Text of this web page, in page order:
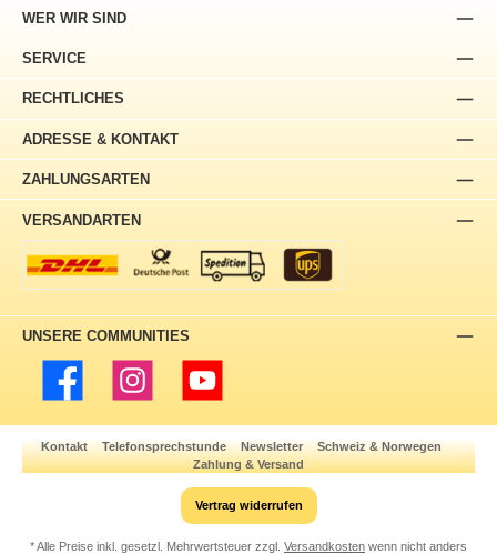
ADRESSE & KONTAKT
WER WIR SIND
SERVICE
RECHTLICHES
ZAHLUNGSARTEN
VERSANDARTEN
UNSERE COMMUNITIES
Facebook Instagram YouTube
Kontakt Telefonsprechstunde Newsletter
Schweiz & Norwegen
Zahlung & Versand
Vertrag widerrufen
* Alle Preise inkl. gesetzl. Mehrwertsteuer zzgl. Versandkosten wenn nicht anders